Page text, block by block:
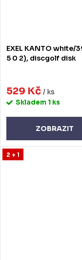
EXEL KANTO white/
5 0 2), discgolf disk
529 Kč / ks
Skladem 1 ks
ZOBRAZIT
2 + 1